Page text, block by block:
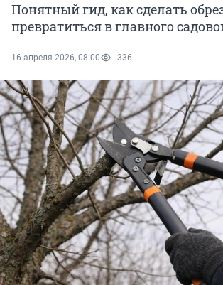
Понятный гид, как сделать
превратиться в главного
16 апреля 2026, 08:00 336